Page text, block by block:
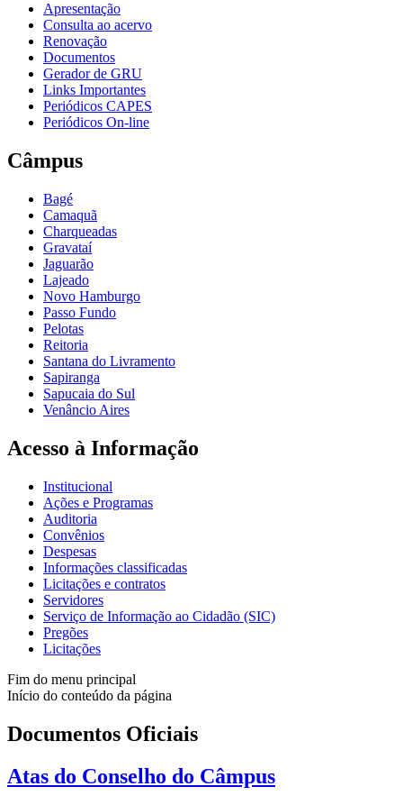
Apresentação
Consulta ao acervo
Renovação
Documentos
Gerador de GRU
Links Importantes
Periódicos CAPES
Periódicos On-line
Câmpus
Bagé
Camaquã
Charqueadas
Gravataí
Jaguarão
Lajeado
Novo Hamburgo
Passo Fundo
Pelotas
Reitoria
Santana do Livramento
Sapiranga
Sapucaia do Sul
Venâncio Aires
Acesso à Informação
Institucional
Ações e Programas
Auditoria
Convênios
Despesas
Informações classificadas
Licitações e contratos
Servidores
Serviço de Informação ao Cidadão (SIC)
Pregões
Licitações
Fim do menu principal
Início do conteúdo da página
Documentos Oficiais
Atas do Conselho do Câmpus